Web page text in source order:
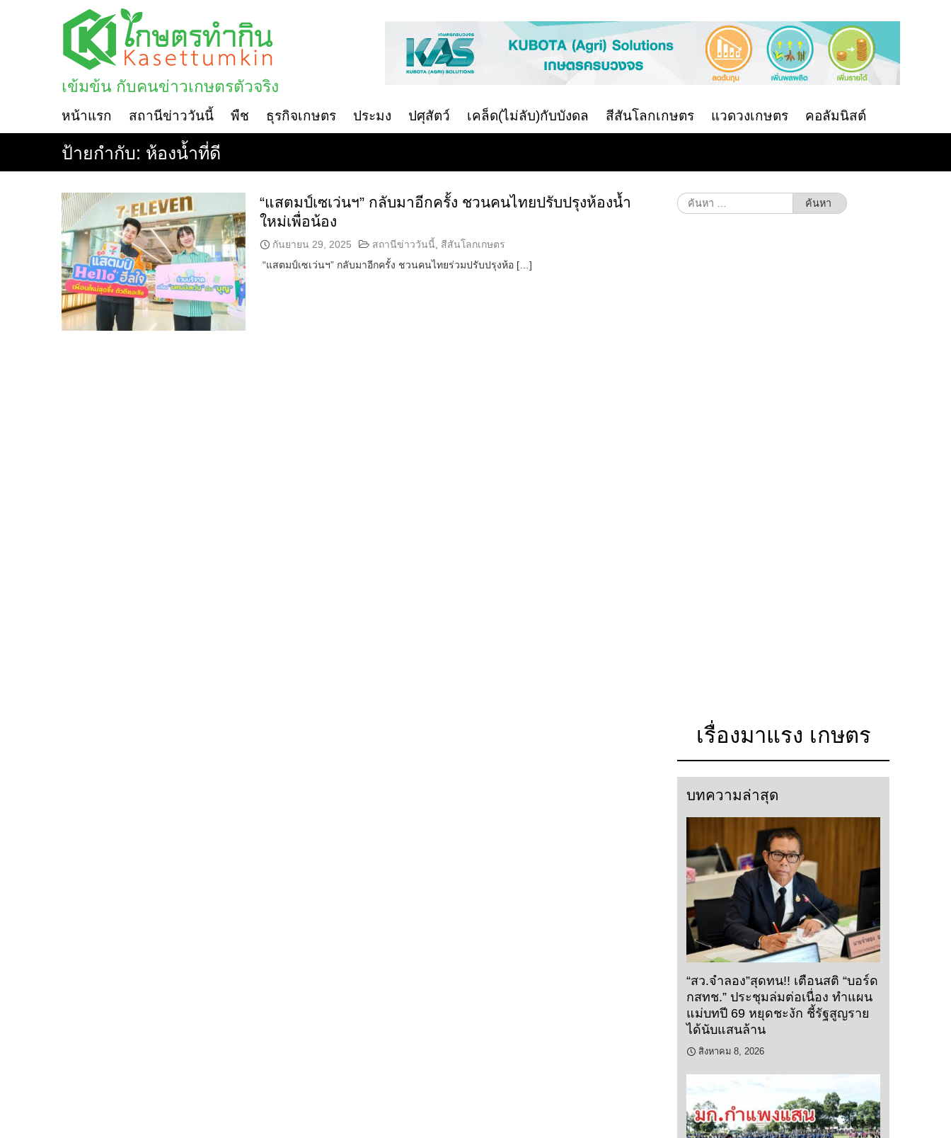
เข้มข้น กับคนข่าวเกษตรตัวจริง
หน้าแรก สถานีข่าววันนี้ พืช ธุรกิจเกษตร ประมง ปศุสัตว์ เคล็ด(ไม่ลับ)กับบังดล สีสันโลกเกษตร แวดวงเกษตร คอลัมนิสต์
ป้ายกำกับ: ห้องน้ำที่ดี
“แสตมป์เซเว่นฯ” กลับมาอีกครั้ง ชวนคนไทยปรับปรุงห้องน้ำ
ใหม่เพื่อน้อง
กันยายน 29, 2025 สถานีข่าววันนี้
สีสันโลกเกษตร
“แสตมป์เซเว่นฯ” กลับมาอีกครั้ง ชวนคนไทยร่วมปรับปรุงห้อ […]
ค้นหา
สำหรับ:
เรื่องมาแรง เกษตร
บทความล่าสุด
“สว.จำลอง”สุดทน!! เตือนสติ “บอร์ด
กสทช.” ประชุมล่มต่อเนื่อง ทำแผน
แม่บทปี 69 หยุดชะงัก ชี้รัฐสูญราย
ได้นับแสนล้าน
สิงหาคม 8, 2026